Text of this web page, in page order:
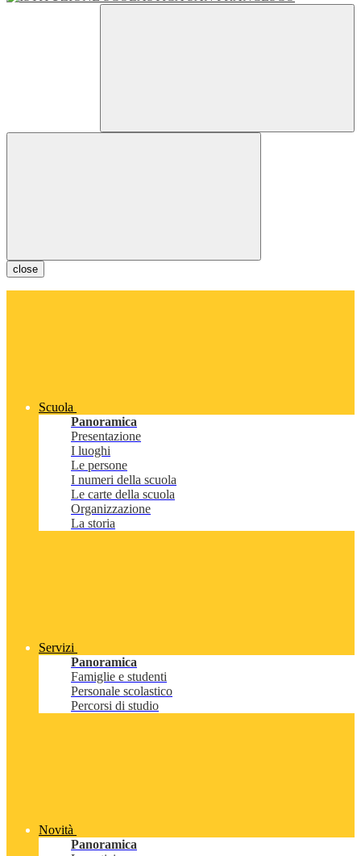
close
Scuola
Panoramica
Presentazione
I luoghi
Le persone
I numeri della scuola
Le carte della scuola
Organizzazione
La storia
Servizi
Panoramica
Famiglie e studenti
Personale scolastico
Percorsi di studio
Novità
Panoramica